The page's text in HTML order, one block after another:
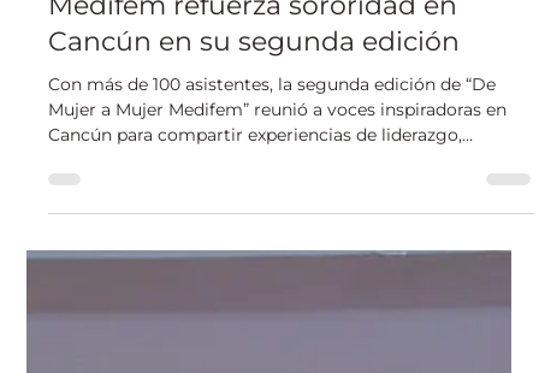
Encuentro De Mujer a Mujer
Medifem refuerza sororidad en
Cancún en su segunda edición
Con más de 100 asistentes, la segunda edición de “De
Cancún para compartir experiencias de liderazgo,
empatía y empoderamiento femenino.